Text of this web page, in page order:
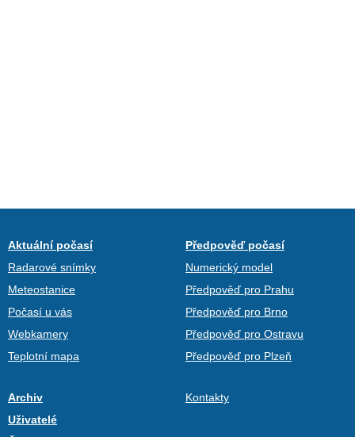
Aktuální počasí
Radarové snímky
Meteostanice
Počasí u vás
Webkamery
Teplotní mapa
Předpověď počasí
Numerický model
Předpověď pro Prahu
Předpověď pro Brno
Předpověď pro Ostravu
Předpověď pro Plzeň
Archiv
Uživatelé
Kontakty